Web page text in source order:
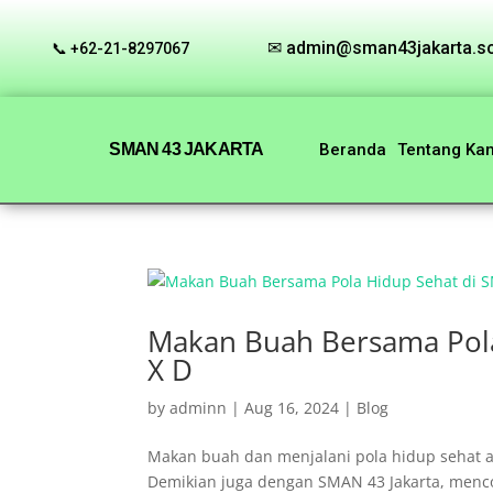
📞 +62-21-8297067 ✉
SMAN 43 JAKARTA Beranda Tentang
Makan Buah Bersama
X D
byadminn |Aug 16, 2024 | Blog
Makan buah dan menjalani pola hidup sehat
Demikian juga dengan SMAN 43 Jakarta,